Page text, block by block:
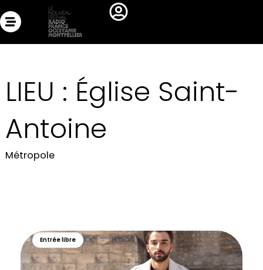
au
LIEU : Église Saint-
Antoine
Métropole
Entrée libre